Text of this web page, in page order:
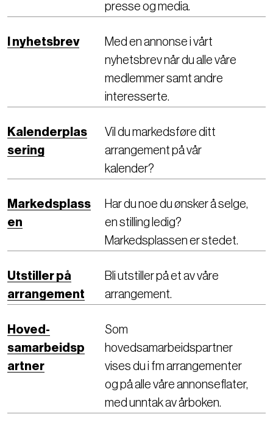
presse og media.
I nyhetsbrev
Med en annonse i vårt
nyhetsbrev når du alle våre
medlemmer samt andre
interesserte.
Kalenderplas
sering
Vil du markedsføre ditt
arrangement på vår
kalender?
Markedsplass
en
Har du noe du ønsker å selge,
en stilling ledig?
Markedsplassen er stedet.
Utstiller på
arrangement
Bli utstiller på et av våre
arrangement.
Hoved-
samarbeidsp
artner
Som
hovedsamarbeidspartner
vises du i fm arrangementer
og på alle våre annonseflater,
med unntak av årboken.